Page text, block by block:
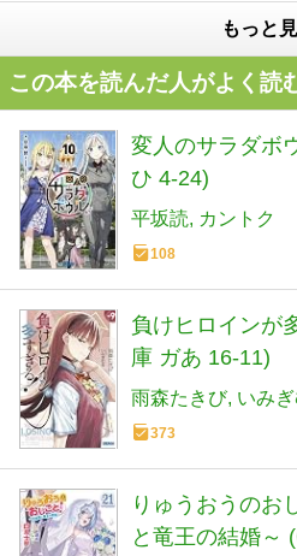
もっと
この本を読んだ人がよく読
変人のサラダボ
ひ 4-24)
平坂読 カントク
108
負けヒロインが
庫 ガあ 16-11)
雨森たきび いみ
373
りゅうおうの
と竜王の結婚～